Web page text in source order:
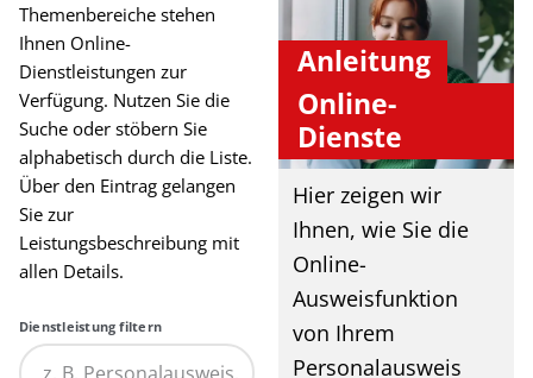
Themenbereiche stehen
Ihnen Online-
Dienstleistungen zur
Verfügung. Nutzen Sie die
Suche oder stöbern Sie
alphabetisch durch die Liste.
Über den Eintrag gelangen
Sie zur
Leistungsbeschreibung mit
allen Details.
Dienstleistung filtern
Anleitung
Online-
Dienste
Hier zeigen wir
Ihnen, wie Sie die
Online-
Ausweisfunktion
von Ihrem
Personalausweis